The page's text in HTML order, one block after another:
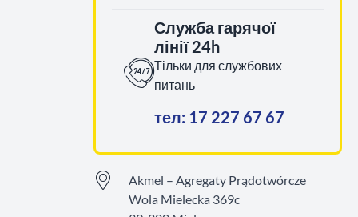
Служба гарячої
лінії 24h
Тільки для службових
питань
тел: 17 227 67 67
Akmel – Agregaty Prądotwórcze
Wola Mielecka 369c